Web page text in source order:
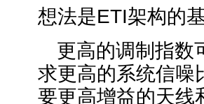
想法是ETI架构的基
更高的调制指数
求更高的系统信噪
要更高增益的天线